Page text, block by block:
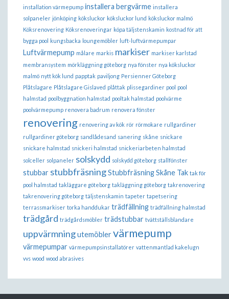
installation värmepump installera bergvärme installera
solpaneler jönköping köksluckor köksluckor lund köksluckor malmö
Köksrenovering Köksrenoveringar köpa täljstenskamin kostnad för att
bygga pool kungsbacka loungemöbler luft-luftvärmepumpar
Luftvärmepump målare markis markiser markiser karlstad
membransystem mörkläggning göteborg nya fönster nya köksluckor
malmö nytt kök lund papptak paviljong Persienner Göteborg
Plåtslagare Plåtslagare Gislaved plåttak plissegardiner pool pool
halmstad poolbyggnation halmstad pooltak halmstad poolvärme
poolvärmepump renovera badrum renovera fönster
renovering renovering av kök rör rörmokare rullgardiner
rullgardiner göteborg sandlådesand sanering skåne snickare
snickare halmstad snickeri halmstad snickeriarbeten halmstad
solceller solpaneler solskydd solskydd göteborg stallfönster
stubbar stubbfräsningStubbfräsning Skåne Tak tak för
pool halmstad takläggare göteborg takläggning göteborg takrenovering
takrenovering göteborg täljstenskamin tapeter tapetsering
terrassmarkiser torka handdukar trädfällning trädfällning halmstad
trädgård trädgårdsmöbler trädstubbar tvättställsblandare
uppvärmningutemöblervärmepump
värmepumpar värmepumpsinstallatörer vattenmantlad kakelugn
vvs wood wood abrasives